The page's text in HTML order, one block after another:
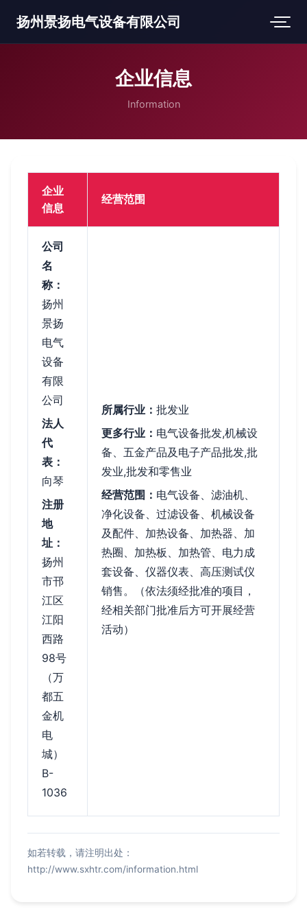
扬州景扬电气设备有限公司
企业信息
Information
企业
信息
经营范围
公司
名
称：
扬州
景扬
电气
设备
有限
公司
法人
代
表：
向琴
注册
地
址：
扬州
市邗
江区
江阳
西路
98号
（万
都五
金机
电
城）
B-
1036
所属行业： 批发业
更多行业： 电气设备批发,机械设
备、五金产品及电子产品批发,批
发业,批发和零售业
经营范围： 电气设备、滤油机、
净化设备、过滤设备、机械设备
及配件、加热设备、加热器、加
热圈、加热板、加热管、电力成
套设备、仪器仪表、高压测试仪
销售。（依法须经批准的项目，
经相关部门批准后方可开展经营
活动）
如若转载，请注明出处：
http://www.sxhtr.com/information.html